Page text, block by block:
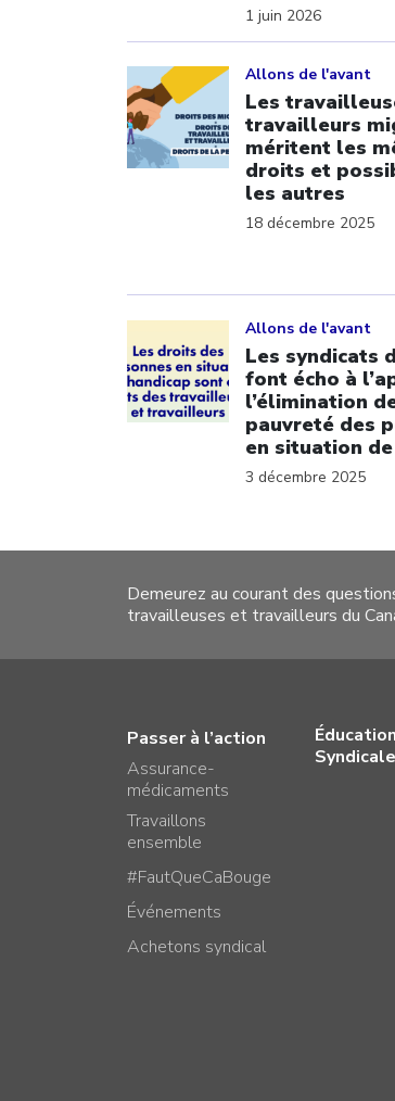
1 juin 2026
Allons de l'avant
Les
travailleurs
méritent les
droits et
les autres
18 décembre 2025
Allons de l'avant
Les syndicats
font écho à
l’élimination
pauvreté des
en situation
3 décembre 2025
Demeurez au courant des
travailleuses et travailleurs du
Passer à l’action
Assurance-
médicaments
Travaillons
ensemble
#FautQueCaBouge
Événements
Achetons syndical
Éducation
Syndicale